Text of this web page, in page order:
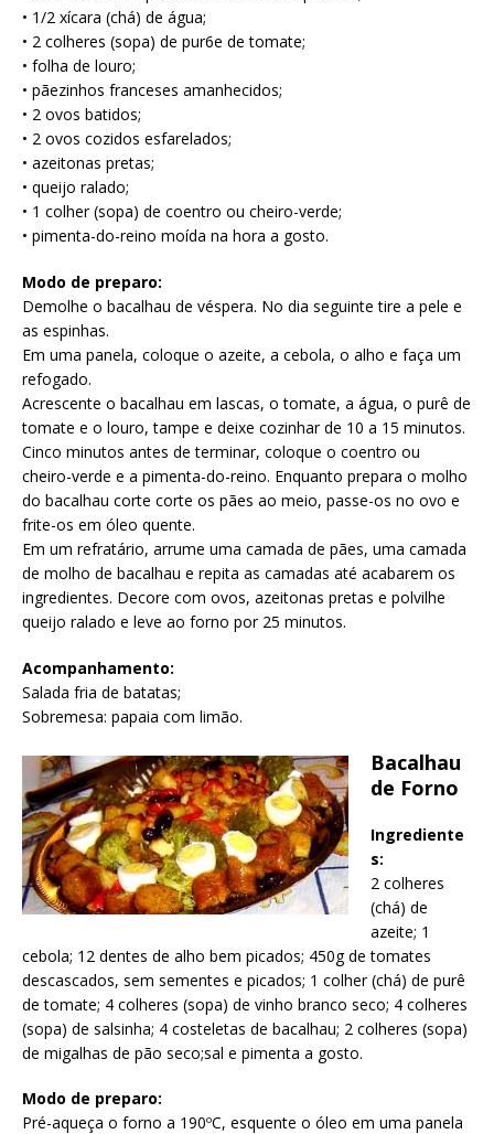
• 1/2 xícara (chá) de água;
• 2 colheres (sopa) de pur6e de tomate;
• folha de louro;
• pãezinhos franceses amanhecidos;
• 2 ovos batidos;
• 2 ovos cozidos esfarelados;
• azeitonas pretas;
• queijo ralado;
• 1 colher (sopa) de coentro ou cheiro-verde;
• pimenta-do-reino moída na hora a gosto.
Modo de preparo:
Demolhe o bacalhau de véspera. No dia seguinte tire a pele e
as espinhas.
Em uma panela, coloque o azeite, a cebola, o alho e faça um
refogado.
Acrescente o bacalhau em lascas, o tomate, a água, o purê de
tomate e o louro, tampe e deixe cozinhar de 10 a 15 minutos.
Cinco minutos antes de terminar, coloque o coentro ou
cheiro-verde e a pimenta-do-reino. Enquanto prepara o molho
do bacalhau corte corte os pães ao meio, passe-os no ovo e
frite-os em óleo quente.
Em um refratário, arrume uma camada de pães, uma camada
de molho de bacalhau e repita as camadas até acabarem os
ingredientes. Decore com ovos, azeitonas pretas e polvilhe
queijo ralado e leve ao forno por 25 minutos.
Acompanhamento:
Salada fria de batatas;
Sobremesa: papaia com limão.
Bacalhau
de Forno
Ingrediente
s:
2 colheres
(chá) de
azeite; 1
cebola; 12 dentes de alho bem picados; 450g de tomates
descascados, sem sementes e picados; 1 colher (chá) de purê
de tomate; 4 colheres (sopa) de vinho branco seco; 4 colheres
(sopa) de salsinha; 4 costeletas de bacalhau; 2 colheres (sopa)
de migalhas de pão seco;sal e pimenta a gosto.
Modo de preparo:
Pré-aqueça o forno a 190ºC, esquente o óleo em uma panela